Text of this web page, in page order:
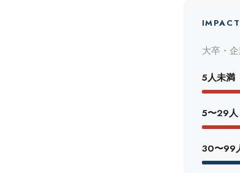
大卒・
5人未満
5〜29人
30〜99